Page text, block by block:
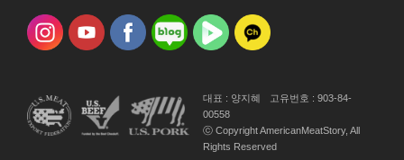
대표 : 양지혜
고유번호 : 903-84-
00558
ⓒ Copyright AmericanMeatStory, All
Rights Reserved